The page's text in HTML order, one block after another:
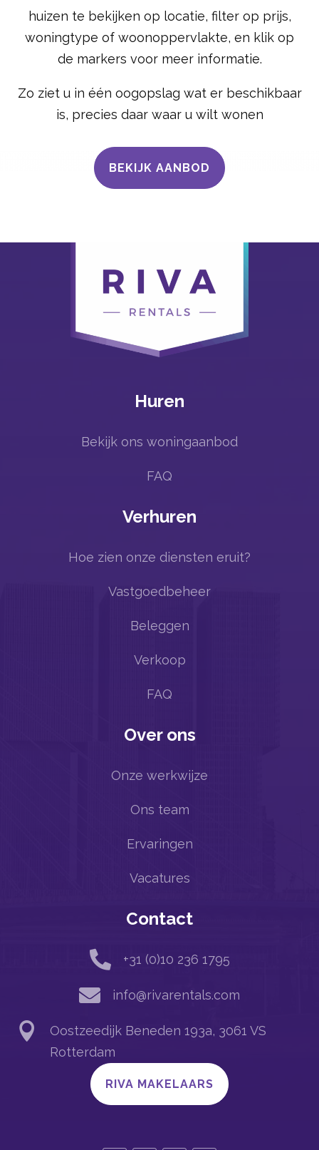
huizen te bekijken op locatie, filter op prijs,
woningtype of woonoppervlakte, en klik op
de markers voor meer informatie.
Zo ziet u in één oogopslag wat er beschikbaar
is, precies daar waar u wilt wonen
BEKIJK AANBOD
Huren
Bekijk ons woningaanbod
FAQ
Verhuren
Hoe zien onze diensten eruit?
Vastgoedbeheer
Beleggen
Verkoop
FAQ
Over ons
Onze werkwijze
Ons team
Ervaringen
Vacatures
Contact
 +31 (0)10 236 1795
 info@rivarentals.com

Oostzeedijk Beneden 193a, 3061 VS
Rotterdam
RIVA MAKELAARS